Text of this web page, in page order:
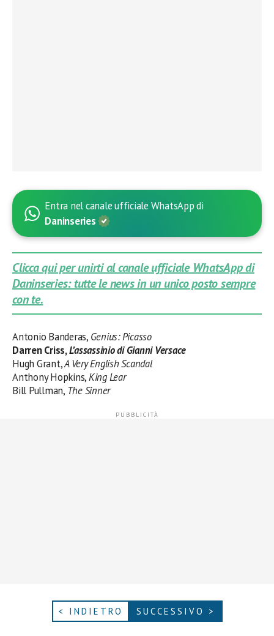
Entra nel canale ufficiale WhatsApp di
Daninseries
Clicca qui per unirti al canale ufficiale WhatsApp di
Daninseries: tutte le news in un unico posto sempre
con te.
Antonio Banderas, Genius: Picasso
Darren Criss,L’assassinio di Gianni Versace
Hugh Grant,A Very English Scandal
Anthony Hopkins,King Lear
Bill Pullman, The Sinner
< INDIETRO SUCCESSIVO >